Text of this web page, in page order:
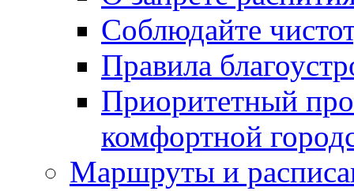
Соблюдайте
Правила
Приоритетный
комфортной
Маршруты и